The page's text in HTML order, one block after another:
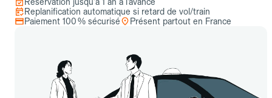
Replanification automatique si retard de vol/train
Paiement 100 % sécurisé
Présent partout en France